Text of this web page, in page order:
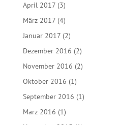
April 2017(3)
März 2017(4)
Januar 2017(2)
Dezember 2016 (2)
November 2016 (2)
Oktober 2016 (1)
September 2016 (1)
März 2016 (1)